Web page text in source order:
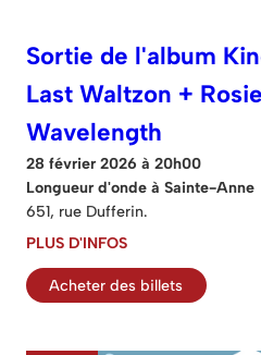
Sortie de l'album
Last Waltzon +
Wavelength
28 février 2026 à 20h00
Longueur d'onde à Sainte-Anne
651, rue Dufferin.
PLUS D'INFOS
Acheter des billets